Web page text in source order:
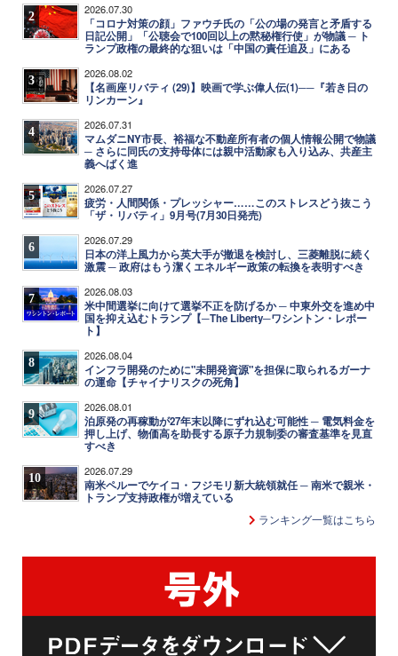
2 2026.07.30
「コロナ対策の顔」ファウチ氏の「公の場の発言と矛盾する
日記公開」「公聴会で100回以上の黙秘権行使」が物議 ─ ト
ランプ政権の最終的な狙いは「中国の責任追及」にある
3 2026.08.02
【名画座リバティ (29)】映画で学ぶ偉人伝(1)──『若き日の
リンカーン』
4 2026.07.31
マムダニNY市長、裕福な不動産所有者の個人情報公開で物議
─ さらに同氏の支持母体には親中活動家も入り込み、共産主
義へばく進
5 2026.07.27
疲労・人間関係・プレッシャー……このストレスどう抜こう
「ザ・リバティ」9月号(7月30日発売)
6 2026.07.29
日本の洋上風力から英大手が撤退を検討し、三菱離脱に続く
激震 ─ 政府はもう潔くエネルギー政策の転換を表明すべき
7 2026.08.03
米中間選挙に向けて選挙不正を防げるか ─ 中東外交を進め中
国を抑え込むトランプ【─The Liberty─ワシントン・レポー
ト】
8 2026.08.04
インフラ開発のために"未開発資源"を担保に取られるガーナ
の運命【チャイナリスクの死角】
9 2026.08.01
泊原発の再稼動が27年末以降にずれ込む可能性 ─ 電気料金を
押し上げ、物価高を助長する原子力規制委の審査基準を見直
すべき
10 2026.07.29
南米ペルーでケイコ・フジモリ新大統領就任 ─ 南米で親米・
トランプ支持政権が増えている
ランキング一覧はこちら